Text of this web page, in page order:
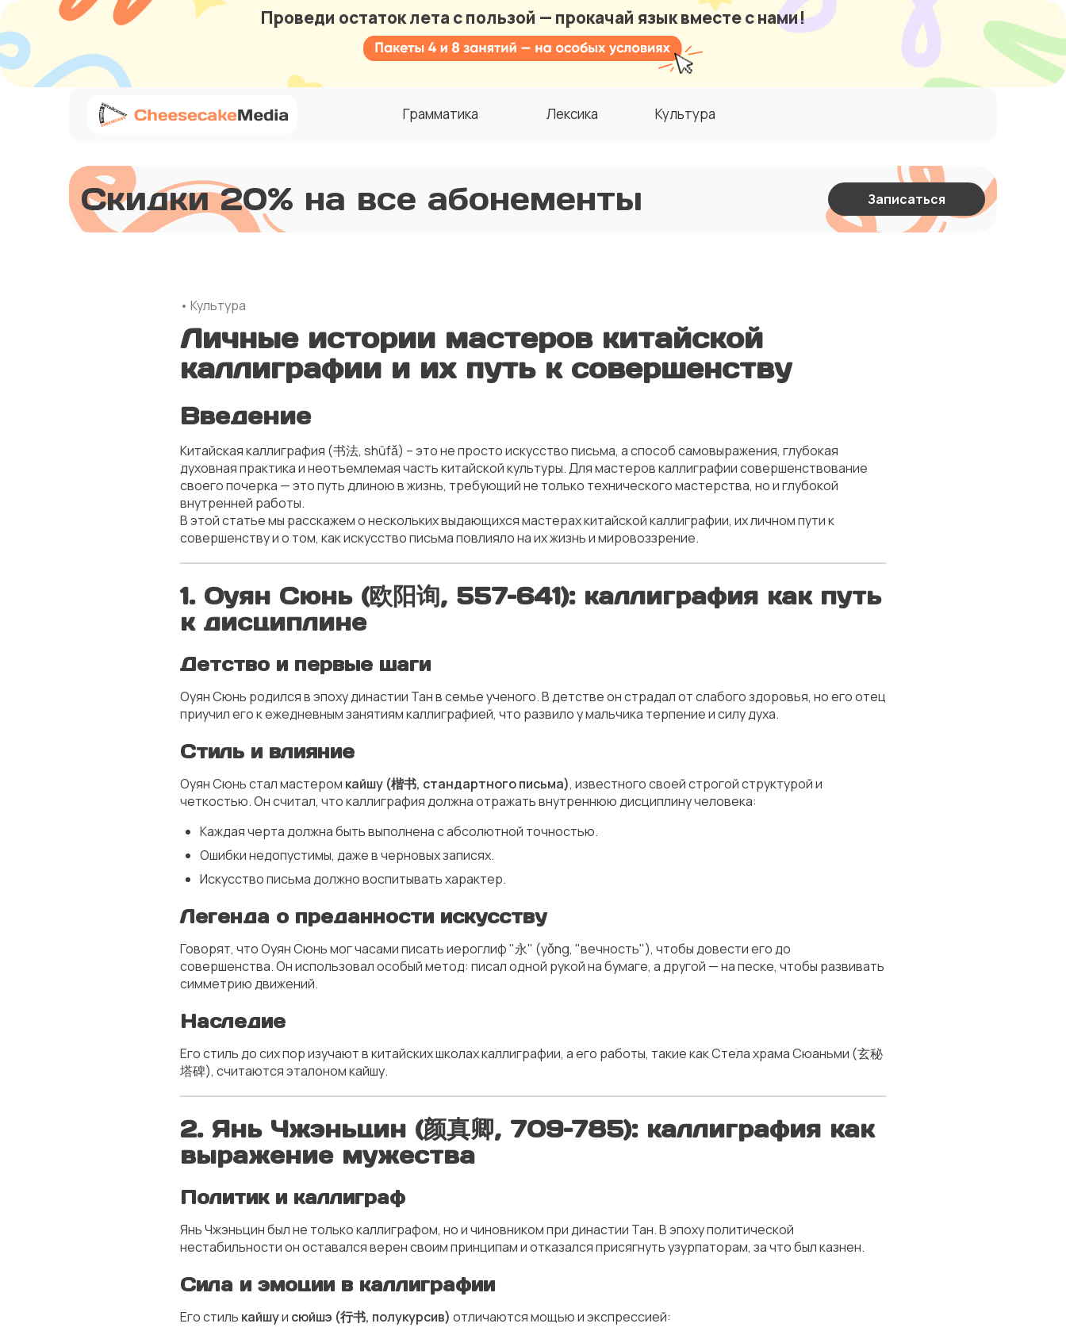
Проведи остаток лета с пользой — прокачай язык вместе с нами!
Грамматика Лексика Культура
Скидки 20% на все абонементы Записаться
• Культура
Личные истории мастеров китайской
каллиграфии и их путь к совершенству
Введение
Китайская каллиграфия (书法, shūfǎ) – это не просто искусство письма, а способ самовыражения, глубокая
духовная практика и неотъемлемая часть китайской культуры. Для мастеров каллиграфии совершенствование
своего почерка — это путь длиною в жизнь, требующий не только технического мастерства, но и глубокой
внутренней работы.
В этой статье мы расскажем о нескольких выдающихся мастерах китайской каллиграфии, их личном пути к
совершенству и о том, как искусство письма повлияло на их жизнь и мировоззрение.
1. Оуян Сюнь (欧阳询, 557–641): каллиграфия как путь
к дисциплине
Детство и первые шаги
Оуян Сюнь родился в эпоху династии Тан в семье ученого. В детстве он страдал от слабого здоровья, но его отец
приучил его к ежедневным занятиям каллиграфией, что развило у мальчика терпение и силу духа.
Стиль и влияние
Оуян Сюнь стал мастером кайшу (楷书, стандартного письма), известного своей строгой структурой и
четкостью. Он считал, что каллиграфия должна отражать внутреннюю дисциплину человека:
Каждая черта должна быть выполнена с абсолютной точностью.
Ошибки недопустимы, даже в черновых записях.
Искусство письма должно воспитывать характер.
Легенда о преданности искусству
Говорят, что Оуян Сюнь мог часами писать иероглиф "永" (yǒng, "вечность"), чтобы довести его до
совершенства. Он использовал особый метод: писал одной рукой на бумаге, а другой — на песке, чтобы развивать
симметрию движений.
Наследие
Его стиль до сих пор изучают в китайских школах каллиграфии, а его работы, такие какСтела храма Сюаньми (玄秘
塔碑), считаются эталоном кайшу.
2. Янь Чжэньцин (颜真卿, 709–785): каллиграфия как
выражение мужества
Политик и каллиграф
Янь Чжэньцин был не только каллиграфом, но и чиновником при династии Тан. В эпоху политической
нестабильности он оставался верен своим принципам и отказался присягнуть узурпаторам, за что был казнен.
Сила и эмоции в каллиграфии
Его стиль кайшуи сюйшэ (行书, полукурсив) отличаются мощью и экспрессией: